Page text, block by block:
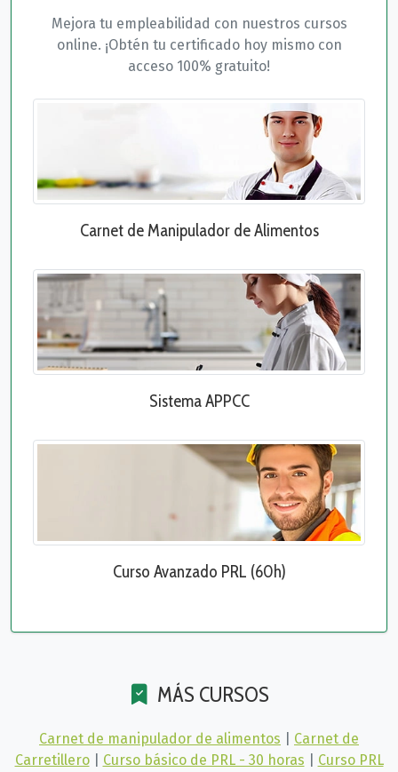
Mejora tu empleabilidad con nuestros cursos
online. ¡Obtén tu certificado hoy mismo con
acceso 100% gratuito!
Carnet de Manipulador de Alimentos
Sistema APPCC
Curso Avanzado PRL (60h)
MÁS CURSOS
Carnet de manipulador de alimentos
Carnet de
Carretillero
Curso básico de PRL - 30 horas
Curso PRL